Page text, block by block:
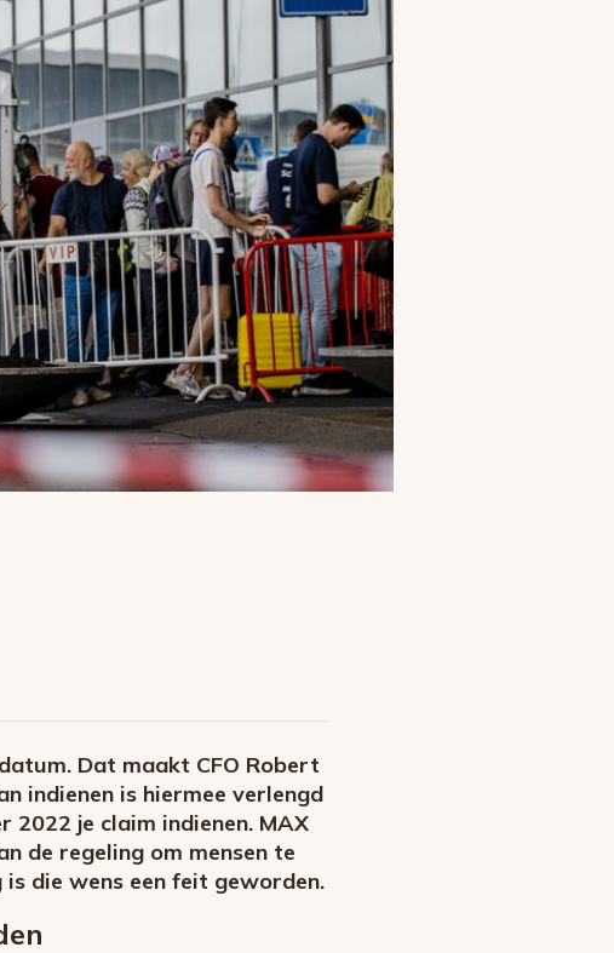
Dat maakt CFO Robert
indienen is hiermee verlengd
je claim indienen. MAX
de regeling om mensen te
die wens een feit geworden.